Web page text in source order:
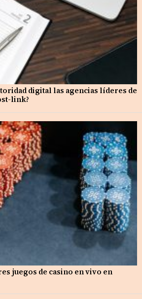
digital las agencias líderes de
link?
juegos de casino en vivo en